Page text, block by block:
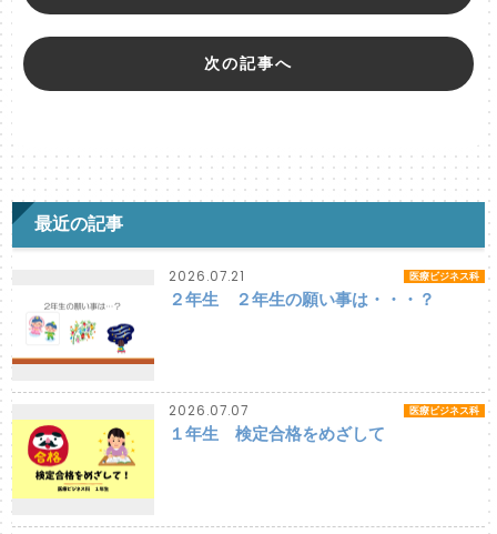
次の記事へ
最近の記事
2026.07.21 医療ビジネス科
２年生 ２年生の願い事は・・・？
2026.07.07 医療ビジネス科
１年生 検定合格をめざして